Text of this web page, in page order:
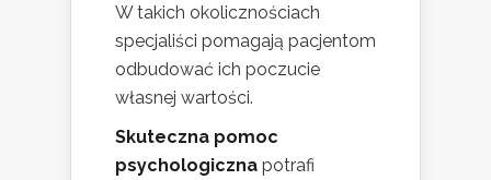
W takich okolicznościach
specjaliści pomagają pacjentom
odbudować ich poczucie
własnej wartości.
Skuteczna pomoc
psychologiczna potrafi